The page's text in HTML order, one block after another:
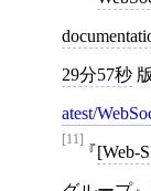
29分57秒
atest/
[11]
[Web-